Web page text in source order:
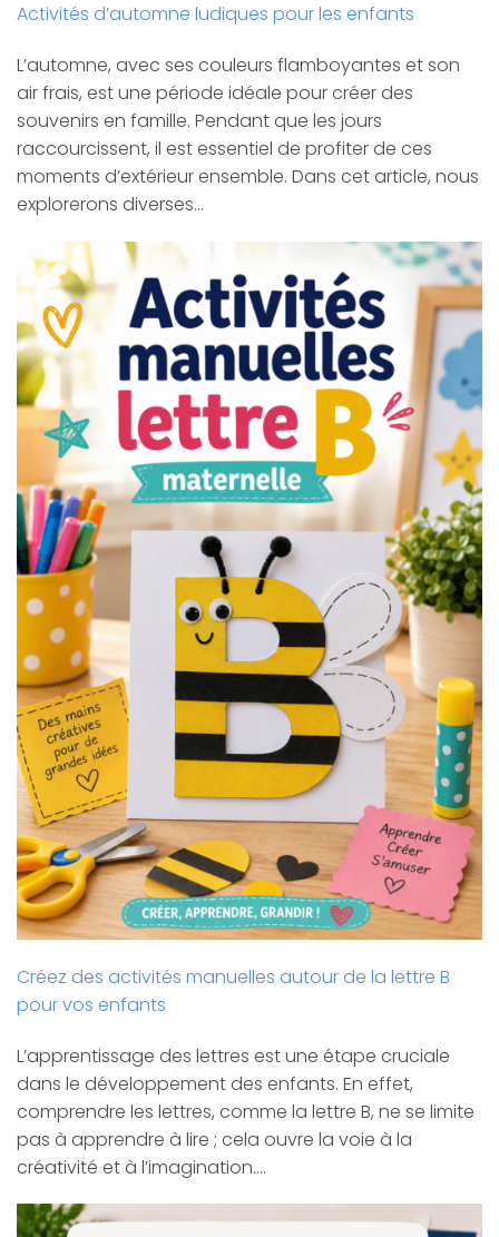
Activités d’automne ludiques pour les enfants
L’automne, avec ses couleurs flamboyantes et son
air frais, est une période idéale pour créer des
souvenirs en famille. Pendant que les jours
raccourcissent, il est essentiel de profiter de ces
moments d’extérieur ensemble. Dans cet article, nous
explorerons diverses…
Créez des activités manuelles autour de la lettre B
pour vos enfants
L’apprentissage des lettres est une étape cruciale
dans le développement des enfants. En effet,
comprendre les lettres, comme la lettre B, ne se limite
pas à apprendre à lire ; cela ouvre la voie à la
créativité et à l’imagination.…